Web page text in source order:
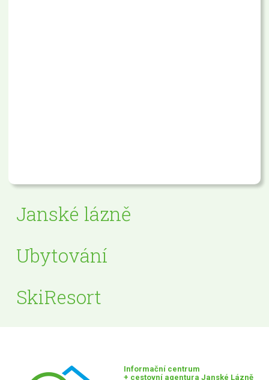
Janské lázně
Ubytování
SkiResort
Informační centrum
+ cestovní agentura Janské Lázně